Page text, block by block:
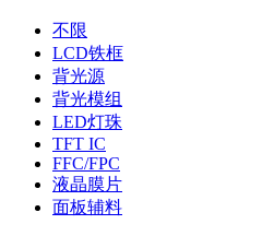
不限
LCD铁框
背光源
背光模组
LED灯珠
TFT IC
FFC/FPC
液晶膜片
面板辅料